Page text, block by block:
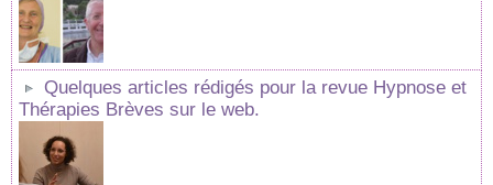
Quelques articles rédigés pour la revue Hypnose et
Thérapies Brèves sur le web.